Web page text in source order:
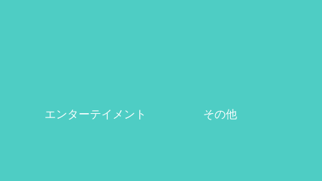
エンターテイメント その他